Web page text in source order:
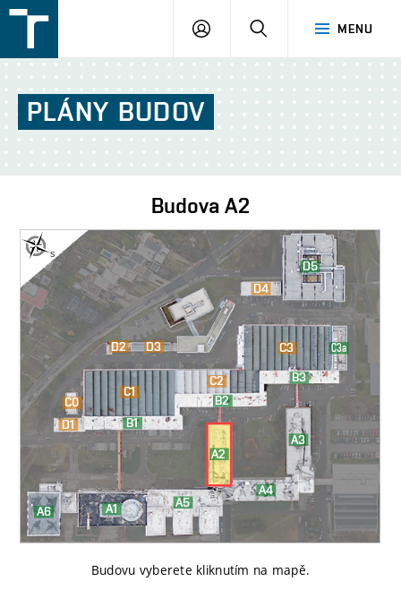
v
Brně
MENU
PŘIHLÁŠENÍ
PLÁNY BUDOV
Budova A2
Budovu vyberete kliknutím na mapě.